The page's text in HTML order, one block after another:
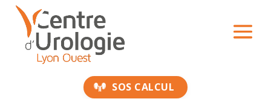
SOS CALCUL